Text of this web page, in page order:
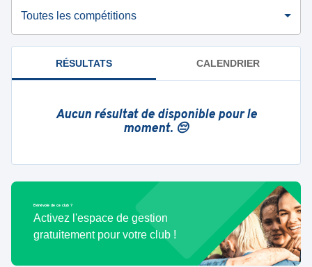
Toutes les compétitions
RÉSULTATS CALENDRIER
Aucun résultat de disponible pour le
moment. 😔
Bénévole de ce club ?
Activez l'espace de gestion
gratuitement pour votre club !